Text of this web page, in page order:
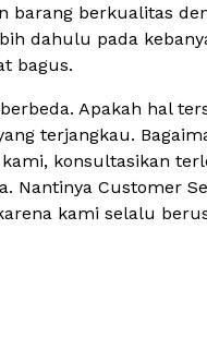
berkualitas
dahulu pada
bagus.
Apakah hal
terjangkau.
konsultasikan
Nantinya Customer
kami selalu